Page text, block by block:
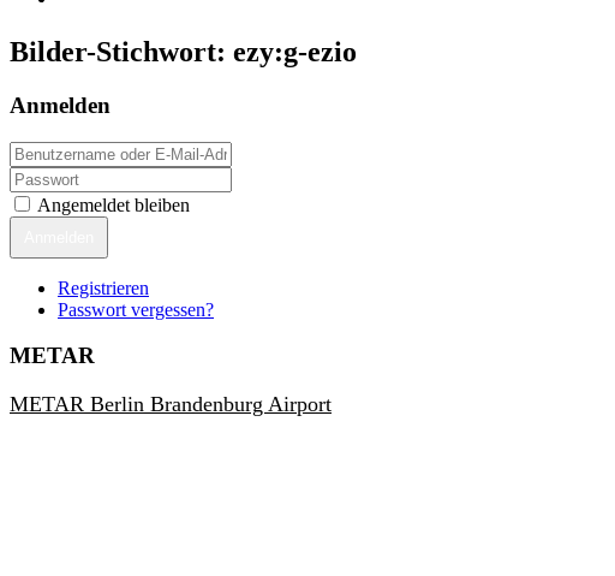
Bilder-Stichwort: ezy:g-ezio
Anmelden
Angemeldet bleiben
Registrieren
Passwort vergessen?
METAR
METAR Berlin Brandenburg Airport